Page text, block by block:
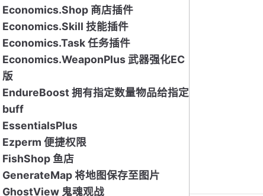
Economics.Shop 商店插件
Economics.Skill 技能插件
Economics.Task 任务插件
Economics.WeaponPlus 武器强化EC
版
EndureBoost 拥有指定数量物品给指定
buff
EssentialsPlus
Ezperm 便捷权限
FishShop 鱼店
GenerateMap 将地图保存至图片
GhostView 鬼魂观战